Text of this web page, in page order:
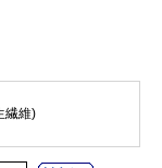
繊維)